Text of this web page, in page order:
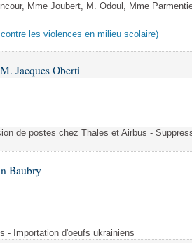
Mme Joubert, M. Odoul, Mme
les violences en milieu scolaire)
Jacques Oberti
de postes chez Thales et Airbus -
Baubry
- Importation d'oeufs ukrainiens